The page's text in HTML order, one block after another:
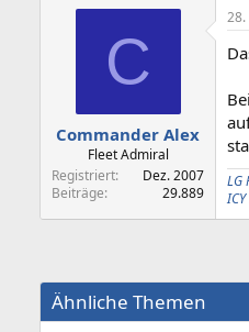
C
Commander Alex
Fleet Admiral
Registriert
Dez. 2007
Beiträge
29.889
28.
LG
Ähnliche Themen